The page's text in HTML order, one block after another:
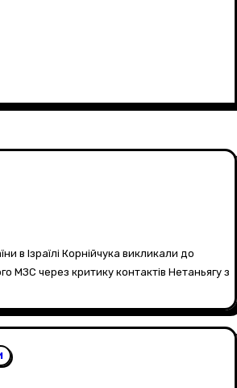
в Ізраїлі Корнійчука викликали до
МЗС через критику контактів Нетаньягу з